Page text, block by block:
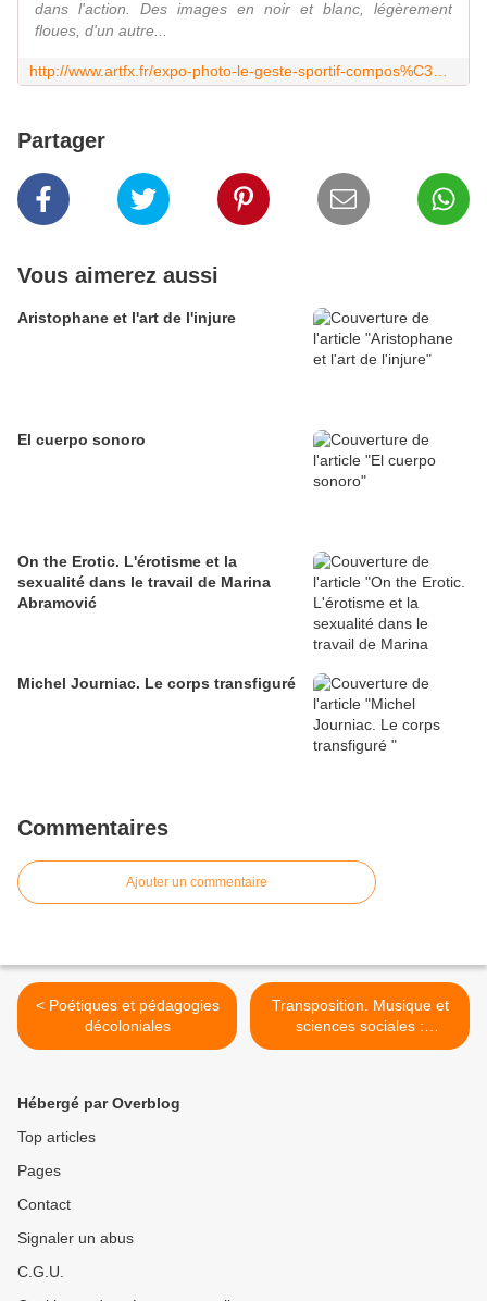
dans l'action. Des images en noir et blanc, légèrement
floues, d'un autre...
Partager
Vous aimerez aussi
Aristophane et l'art de l'injure
El cuerpo sonoro
On the Erotic. L'érotisme et la
sexualité dans le travail de Marina
Abramović
Michel Journiac. Le corps transfiguré
Commentaires
Ajouter un commentaire
< Poétiques et pédagogies
décoloniales
Transposition. Musique et
sciences sociales :
patrimoine immatériel ? >
Hébergé par Overblog
Top articles
Pages
Contact
Signaler un abus
C.G.U.